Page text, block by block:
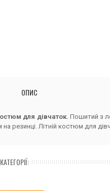
ОПИС
для дівчаток. Пошитий з
на резинці. Літній костюм для